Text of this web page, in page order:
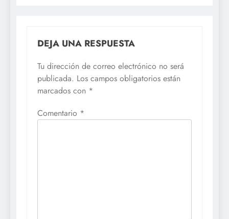
DEJA UNA RESPUESTA
Tu dirección de correo electrónico no será
publicada. Los campos obligatorios están
marcados con *
Comentario *